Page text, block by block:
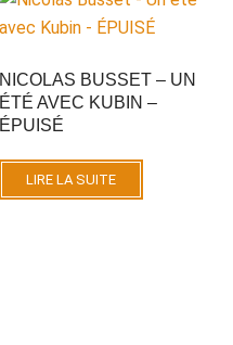
NICOLAS BUSSET – UN
ÉTÉ AVEC KUBIN –
ÉPUISÉ
LIRE LA SUITE